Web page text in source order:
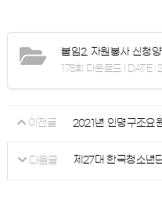
붙임2. 자원봉사 신청
178회 다운로드 | DATE :
이전글 2021년 인명구조요
다음글 제27대 한국청소년